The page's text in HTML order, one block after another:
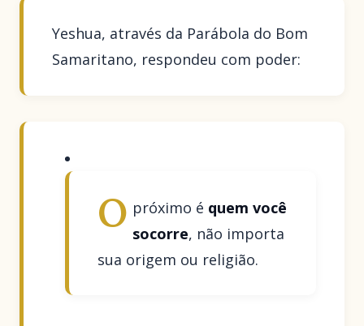
Yeshua, através da Parábola do Bom
Samaritano, respondeu com poder:
O próximo é quem você
socorre, não importa
sua origem ou religião.